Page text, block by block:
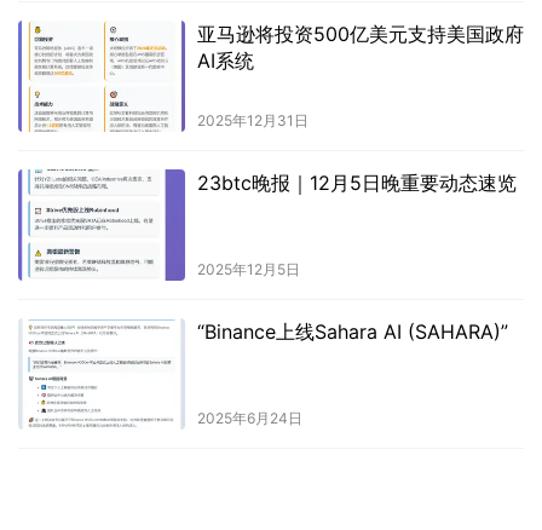
亚马逊将投资500亿美元支持美国政府
AI系统
2025年12月31日
23btc晚报｜12月5日晚重要动态速览
2025年12月5日
“Binance上线Sahara AI (SAHARA)”
2025年6月24日